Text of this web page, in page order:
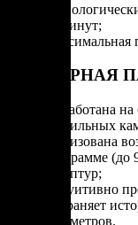
10 минут;
Максимальная
СЕНСОРНАЯ
Разработана
коптильных
Реализована
программе
рецептур;
Интуитивно
Сохраняет
параметров.